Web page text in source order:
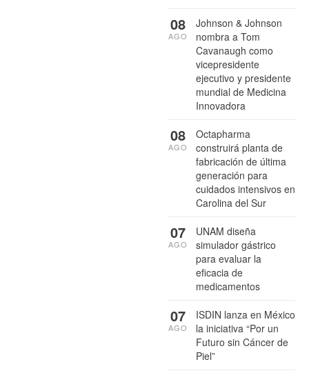
Johnson & Johnson
nombra a Tom
Cavanaugh como
vicepresidente
ejecutivo y presidente
mundial de Medicina
Innovadora
08
AGO
Octapharma
construirá planta de
fabricación de última
generación para
cuidados intensivos en
Carolina del Sur
08
AGO
UNAM diseña
simulador gástrico
para evaluar la
eficacia de
medicamentos
07
AGO
ISDIN lanza en México
la iniciativa “Por un
Futuro sin Cáncer de
Piel”
07
AGO